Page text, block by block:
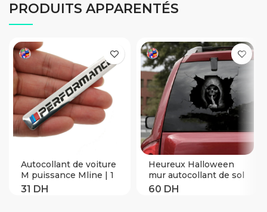
PRODUITS APPARENTÉS
Autocollant de voiture
M puissance Mline | 1
pièce, accessoires
Heureux Halloween
mur autocollant de sol
horreur Stickers